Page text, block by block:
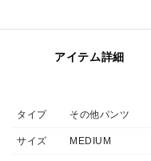
アイテム詳細
タイプ その他パンツ
サイズ MEDIUM